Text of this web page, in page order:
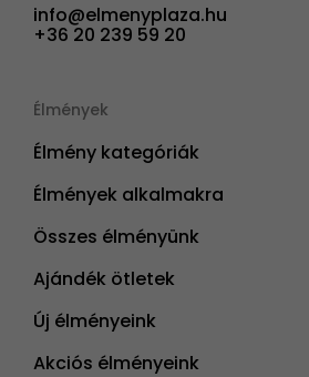
info@elmenyplaza.hu
+36 20 239 59 20
Élmények
Élmény kategóriák
Élmények alkalmakra
Összes élményünk
Ajándék ötletek
Új élményeink
Akciós élményeink